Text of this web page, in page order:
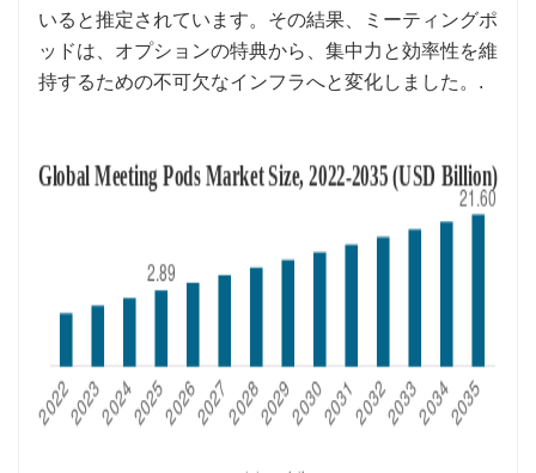
いると推定されています。その結果、ミーティングポ
ッドは、オプションの特典から、集中力と効率性を維
持するための不可欠なインフラへと変化しました。.